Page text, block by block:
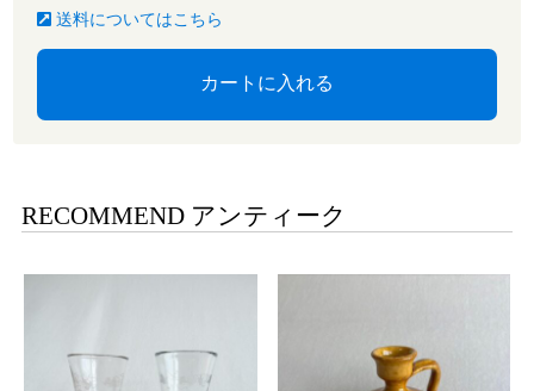
送料についてはこちら
RECOMMEND アンティーク